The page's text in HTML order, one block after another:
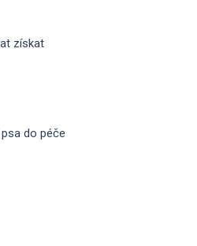
získat
do péče